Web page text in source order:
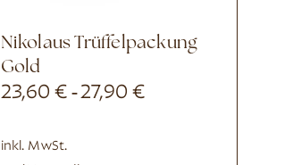
Nikolaus Trüffelpackung
Gold
23,60 € -27,90 €
inkl. MwSt.